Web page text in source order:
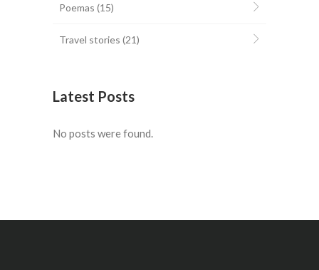
Poemas (15)
Travel stories (21)
Latest Posts
No posts were found.